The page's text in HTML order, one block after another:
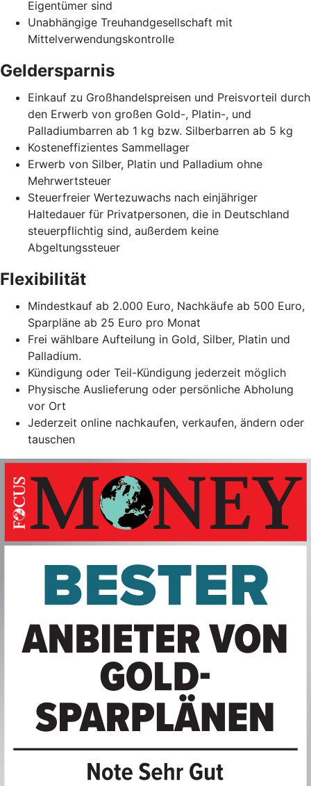
Eigentümer sind
Unabhängige Treuhandgesellschaft mit
Mittelverwendungskontrolle
Geldersparnis
Einkauf zu Großhandelspreisen und Preisvorteil durch
den Erwerb von großen Gold-, Platin-, und
Palladiumbarren ab 1 kg bzw. Silberbarren ab 5 kg
Kosteneffizientes Sammellager
Erwerb von Silber, Platin und Palladium ohne
Mehrwertsteuer
Steuerfreier Wertezuwachs nach einjähriger
Haltedauer für Privatpersonen, die in Deutschland
steuerpflichtig sind, außerdem keine
Abgeltungssteuer
Flexibilität
Mindestkauf ab 2.000 Euro, Nachkäufe ab 500 Euro,
Sparpläne ab 25 Euro pro Monat
Frei wählbare Aufteilung in Gold, Silber, Platin und
Palladium.
Kündigung oder Teil-Kündigung jederzeit möglich
Physische Auslieferung oder persönliche Abholung
vor Ort
Jederzeit online nachkaufen, verkaufen, ändern oder
tauschen